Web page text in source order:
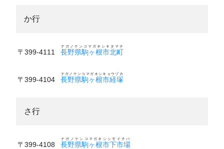
か行
〒399-4111 長野県駒ヶ根市北町
ナガノケンコマガネシキタマチ
〒399-4104 長野県駒ヶ根市経塚
ナガノケンコマガネシキョウヅカ
さ行
〒399-4108 長野県駒ヶ根市下市場
ナガノケンコマガネシシモイチバ